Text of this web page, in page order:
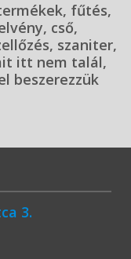
fűtés,
cső,
szaniter,
itt nem talál,
beszerezzük
3.